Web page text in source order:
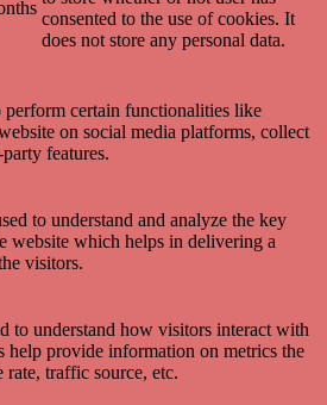
consented to the use of cookies. It
does not store any personal data.
certain functionalities like
on social media platforms, collect
features.
to understand and analyze the key
website which helps in delivering a
visitors.
to understand how visitors interact with
help provide information on metrics the
traffic source, etc.